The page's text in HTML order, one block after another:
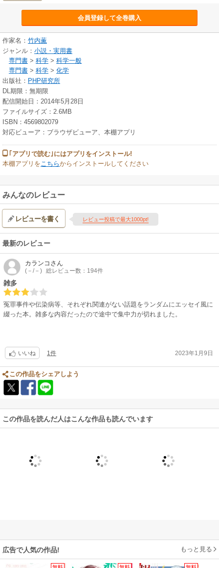
会員登録して全巻購入
作家名： 竹内薫
ジャンル： 小説・実用書
専門書 > 科学 > 科学一般
専門書 > 科学 > 化学
出版社： PHP研究所
DL期限：無期限
配信開始日：2014年5月28日
ファイルサイズ：2.6MB
ISBN：4569802079
対応ビューア：ブラウザビューア、本棚アプリ
｢アプリで読む｣にはアプリをインストール!
本棚アプリを こちらからインストールしてください
みんなのレビュー
レビューを書く レビュー投稿で最大1000pt!
最新のレビュー
カランコ さん
(－/－) 総レビュー数：194件
雑多
冤罪事件や伝染病等、それぞれ関連がない話題をランダムにエッセイ風に
綴った本。雑多な内容だったので途中で集中力が切れました。
いいね 1件 2023年1月9日
この作品をシェアしよう
この作品を読んだ人はこんな作品も読んでいます
広告で人気の作品! もっと見る